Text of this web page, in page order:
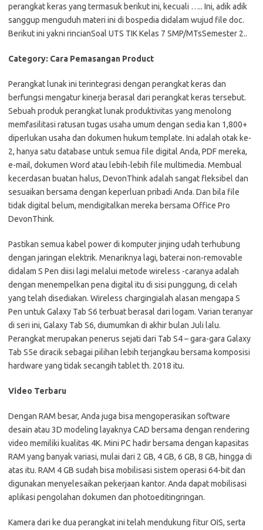
perangkat keras yang termasuk berikut ini, kecuali ….. Ini, adik adik
sanggup menguduh materi ini di bospedia didalam wujud file doc.
Berikut ini yakni rincianSoal UTS TIK Kelas 7 SMP/MTsSemester 2..
Category: Cara Pemasangan Product
Perangkat lunak ini terintegrasi dengan perangkat keras dan
berfungsi mengatur kinerja berasal dari perangkat keras tersebut.
Sebuah produk perangkat lunak produktivitas yang menolong
memfasilitasi ratusan tugas usaha umum dengan sedia kan 1,800+
diperlukan usaha dan dokumen hukum template. Ini adalah otak ke-
2, hanya satu database untuk semua file digital Anda, PDF mereka,
e-mail, dokumen Word atau lebih-lebih file multimedia. Membual
kecerdasan buatan halus, DevonThink adalah sangat fleksibel dan
sesuaikan bersama dengan keperluan pribadi Anda. Dan bila file
tidak digital belum, mendigitalkan mereka bersama Office Pro
DevonThink.
Pastikan semua kabel power di komputer jinjing udah terhubung
dengan jaringan elektrik. Menariknya lagi, baterai non-removable
didalam S Pen diisi lagi melalui metode wireless -caranya adalah
dengan menempelkan pena digital itu di sisi punggung, di celah
yang telah disediakan. Wireless chargingialah alasan mengapa S
Pen untuk Galaxy Tab S6 terbuat berasal dari logam. Varian teranyar
di seri ini, Galaxy Tab S6, diumumkan di akhir bulan Juli lalu.
Perangkat merupakan penerus sejati dari Tab S4 – gara-gara Galaxy
Tab S5e diracik sebagai pilihan lebih terjangkau bersama komposisi
hardware yang tidak secangih tablet th. 2018 itu.
Video Terbaru
Dengan RAM besar, Anda juga bisa mengoperasikan software
desain atau 3D modeling layaknya CAD bersama dengan rendering
video memiliki kualitas 4K. Mini PC hadir bersama dengan kapasitas
RAM yang banyak variasi, mulai dari 2 GB, 4 GB, 6 GB, 8 GB, hingga di
atas itu. RAM 4 GB sudah bisa mobilisasi sistem operasi 64-bit dan
digunakan menyelesaikan pekerjaan kantor. Anda dapat mobilisasi
aplikasi pengolahan dokumen dan photoeditingringan.
Kamera dari ke dua perangkat ini telah mendukung fitur OIS, serta